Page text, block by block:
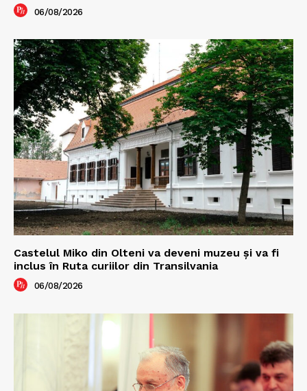
06/08/2026
Castelul Miko din Olteni va deveni muzeu şi va fi
inclus în Ruta curiilor din Transilvania
06/08/2026